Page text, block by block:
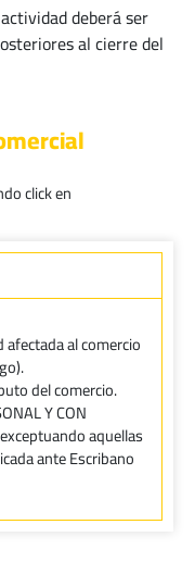
deberá ser
al cierre del
click en
al comercio
del comercio.
Y CON
aquellas
ante Escribano